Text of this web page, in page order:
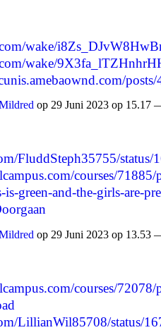
wake/
wake/
op 29 Juni 2023 op 15.17
FluddSteph35755/
courses/
is-green-and-the-girls-are-
op 29 Juni 2023 op 13.53
courses/72078/
LillianWil85708/status/